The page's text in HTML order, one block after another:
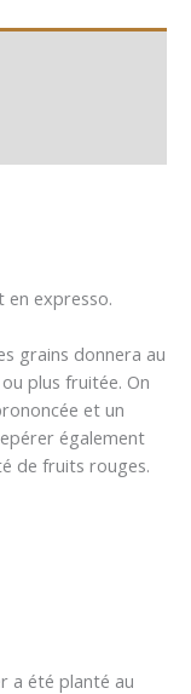
en expresso.
grains donnera au
plus fruitée. On
et un
également
de fruits rouges.
a été planté au